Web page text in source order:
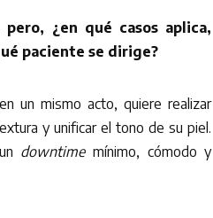
¿en qué casos aplica,
paciente se dirige?
un mismo acto, quiere realizar
y unificar el tono de su piel.
downtimemínimo, cómodo y